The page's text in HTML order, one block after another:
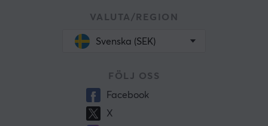
VALUTA/REGION
Svenska (SEK)
FÖLJ OSS
Facebook
X